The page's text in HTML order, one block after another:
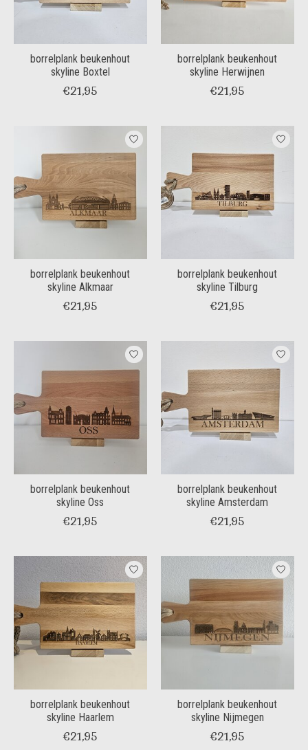
borrelplank beukenhout
skyline Boxtel
€21,95
borrelplank beukenhout
skyline Herwijnen
€21,95
borrelplank beukenhout
skyline Alkmaar
€21,95
borrelplank beukenhout
skyline Tilburg
€21,95
borrelplank beukenhout
skyline Oss
€21,95
borrelplank beukenhout
skyline Amsterdam
€21,95
borrelplank beukenhout
skyline Haarlem
€21,95
borrelplank beukenhout
skyline Nijmegen
€21,95